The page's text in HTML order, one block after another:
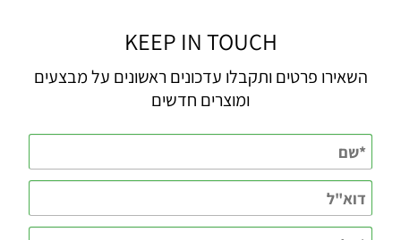
KEEP IN TOUCH
השאירו פרטים ותקבלו עדכונים ראשונים על מבצעים
ומוצרים חדשים